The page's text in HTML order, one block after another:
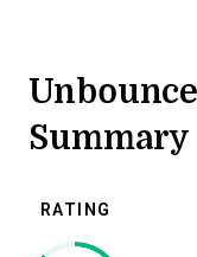
Summary
RATING